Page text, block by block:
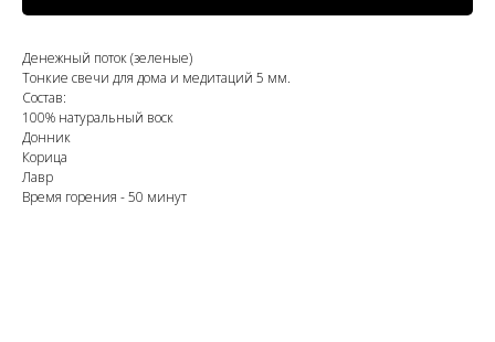
Денежный поток (зеленые)
Тонкие свечи для дома и медитаций 5 мм.
Состав:
100% натуральный воск
Донник
Корица
Лавр
Время горения - 50 минут